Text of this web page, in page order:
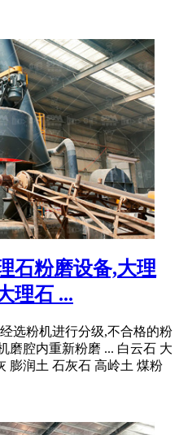
石粉磨设备,大理
理石 ...
选粉机进行分级,不合格的粉
磨腔内重新粉磨 ... 白云石 大
膨润土 石灰石 高岭土 煤粉